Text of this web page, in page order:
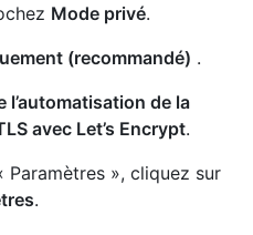
Mode privé.
(recommandé) .
l’automatisation de la
avec Let’s Encrypt.
Paramètres », cliquez sur
.